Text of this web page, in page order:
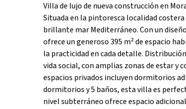
Villa de lujo de nueva construcción en
Situada en la pintoresca localidad
brillante mar Mediterráneo. Con un
ofrece un generoso 395 m² de espacio
la practicidad en cada detalle.
vida social, con amplias zonas de estar y
espacios privados incluyen dormitorios
dormitorios y 5 baños, esta villa es
nivel subterráneo ofrece espacio